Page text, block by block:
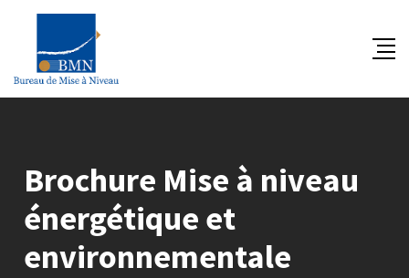
content
Brochure Mise à niveau
énergétique et
environnementale